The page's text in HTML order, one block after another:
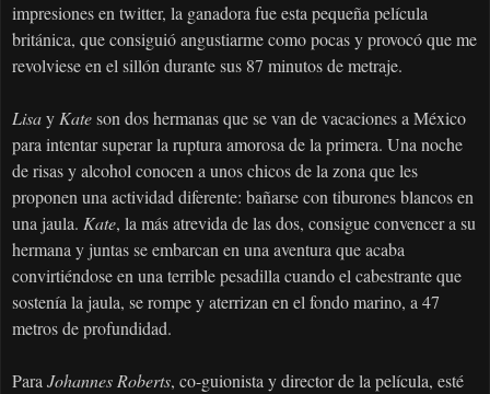
impresiones en twitter, la ganadora fue esta pequeña película
británica, que consiguió angustiarme como pocas y provocó que me
revolviese en el sillón durante sus 87 minutos de metraje.
LisayKateson dos hermanas que se van de vacaciones a México
para intentar superar la ruptura amorosa de la primera. Una noche
de risas y alcohol conocen a unos chicos de la zona que les
proponen una actividad diferente: bañarse con tiburones blancos en
una jaula. Kate, la más atrevida de las dos, consigue convencer a su
hermana y juntas se embarcan en una aventura que acaba
convirtiéndose en una terrible pesadilla cuando el cabestrante que
sostenía la jaula, se rompe y aterrizan en el fondo marino, a 47
metros de profundidad.
ParaJohannes Roberts, co-guionista y director de la película, esté